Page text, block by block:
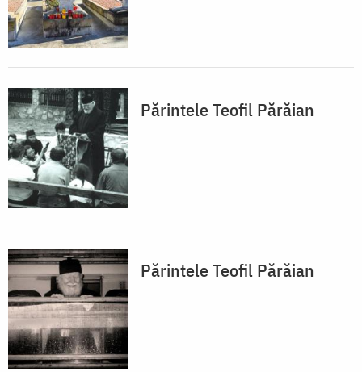
Părintele Teofil Părăian
Părintele Teofil Părăian